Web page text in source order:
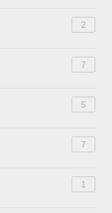
2
7
5
7
1